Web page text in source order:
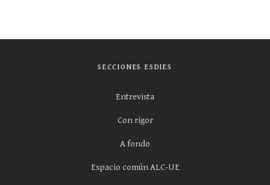
SECCIONES ESDIES
Entrevista
Con rigor
A fondo
Espacio común ALC-UE